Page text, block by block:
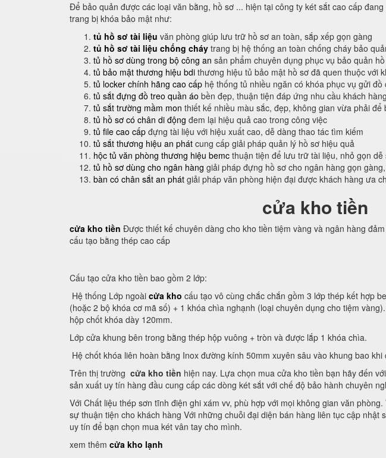
Để bảo quản được các loại văn bằng, hồ sơ ... hiện tại công ty két sắt cao cấp
trang bị khóa bảo mật như:
tủ hồ sơ tài liệu văn phòng giúp lưu trữ hồ sơ an toàn, sắp xếp gọn gàng
tủ hồ sơ tài liệu chống cháy trang bị hệ thống an toàn chống cháy bảo
tủ hồ sơ dùng trong bộ công an sản phẩm chuyên dụng phục vụ bảo quản
tủ bảo mật thương hiệu bdi thương hiệu tủ bảo mật hồ sơ đã quen thuộc với
tủ locker chính hãng cao cấp hệ thống tủ nhiều ngăn có khóa phục vụ gửi đồ
tủ sắt đựng đồ treo quần áo bền đẹp, thuận tiện đáp ứng nhu cầu khách hàng
tủ sắt trường mầm mon thiết kế nhiều màu sắc, đẹp, không gian vừa phải để
tủ hồ sơ có chân di động đem lại hiệu quả cao trong công việc
tủ file cao cấp đựng tài liệu với hiệu xuất cao, dễ dàng thao tác tìm kiếm
tủ sắt thương hiệu an phát cung cấp giải pháp quản lý hồ sơ hiệu quả
hộc tủ văn phòng thương hiệu bemc thuận tiện để lưu trữ tài liệu, nhỏ gọn dễ
tủ hồ sơ dùng cho ngân hàng giải pháp đựng hồ sơ cho ngân hàng gọn
bàn có chân sắt an phát giải pháp văn phòng hiện đại được khách hàng ưa
cửa kho tiền
cửa kho tiền Được thiết kế chuyên dàng cho kho tiền tiệm vàng và ngân hàng
cấu tạo bằng thép cao cấp
Cấu tạo cửa kho tiền bao gồm 2 lớp:
Hệ thống Lớp ngoài cửa kho cấu tạo vô cùng chắc chắn gồm 3 lớp thép kết hợp
(hoặc 2 bộ khóa cơ mã số) + 1 khóa chìa nghạnh (loại chuyên dụng cho tiệm
hộp chốt khóa dày 120mm.
Lớp cửa khung bên trong bằng thép hộp vuông + tròn và được lắp 1 khóa chìa.
Hệ chốt khóa liên hoàn bằng Inox đường kính 50mm xuyên sâu vào khung bao
Trên thị trường cửa kho tiền hiện nay. Lựa chọn mua cửa kho tiền bạn hãy đến
sản xuất uy tín hàng đầu cung cấp các dòng két sắt với chế độ bảo hành chuyên
Với Chất liệu thép sơn tĩnh điện ghi xám vv, phù hợp với mọi không gian văn
sự thuận tiện cho khách hàng Với những chuỗi đại diện bán hàng liên tục cập nhật
uy tín để bạn chọn mua két vân tay cho mình.
xem thêm cửa kho lạnh